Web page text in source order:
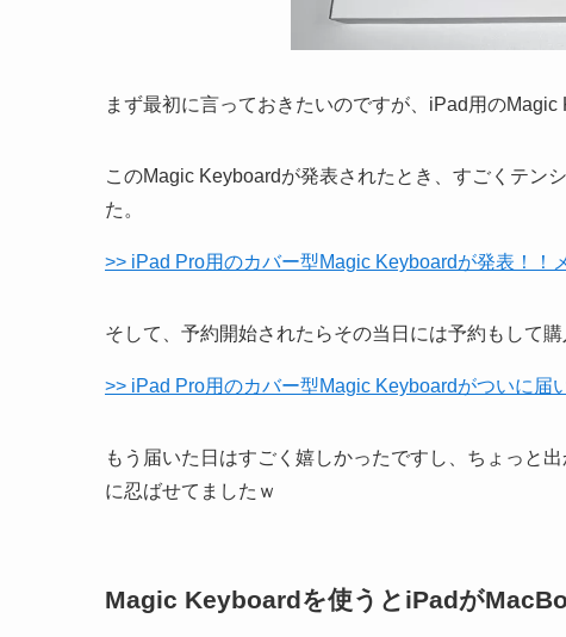
まず最初に言っておきたいのですが、iPad用のMagic
このMagic Keyboardが発表されたとき、すごくテン
た。
>> iPad Pro用のカバー型Magic Keyboardが発表！！
そして、予約開始されたらその当日には予約もして購
>> iPad Pro用のカバー型Magic Keyboardがついに届
もう届いた日はすごく嬉しかったですし、ちょっと
に忍ばせてましたｗ
Magic Keyboardを使うとiPadが